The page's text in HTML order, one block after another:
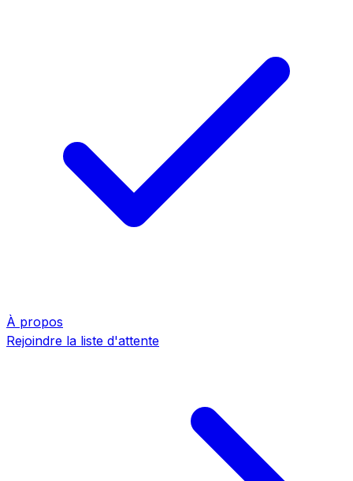
À propos
Rejoindre la liste d'attente